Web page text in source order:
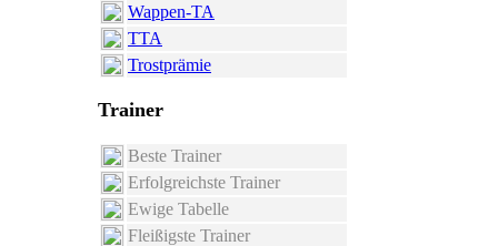
Wappen-TA
TTA
Trostprämie
Trainer
Beste Trainer
Erfolgreichste Trainer
Ewige Tabelle
Fleißigste Trainer